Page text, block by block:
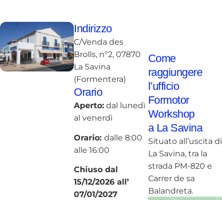
Indirizzo
C/Venda des
Brolls, nº2, 07870
La Savina
(Formentera)
Orario
Aperto: dal lunedì
al venerdì
Orario:dalle 8:00
alle 16:00
Chiuso dal
15/12/2026 all’
07/01/2027
Come
raggiungere
l’ufficio
Formotor
Workshop
a La Savina
Situato all’uscita di
La Savina, tra la
strada PM-820 e
Carrer de sa
Balandreta.